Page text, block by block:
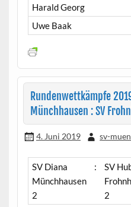
Harald Georg
Uwe Baak
Rundenwettkämpfe
Münchhausen : SV
4. Juni 2019 sv-
SV Diana
Münchhausen
2
:
SV
2